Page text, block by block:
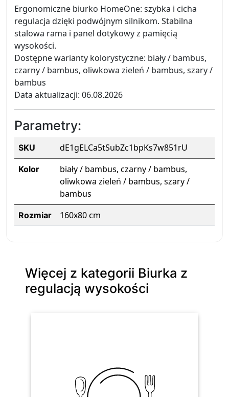
Ergonomiczne biurko HomeOne: szybka i cicha
regulacja dzięki podwójnym silnikom. Stabilna
stalowa rama i panel dotykowy z pamięcią
wysokości.
Dostępne warianty kolorystyczne: biały / bambus,
czarny / bambus, oliwkowa zieleń / bambus, szary /
bambus
Data aktualizacji: 06.08.2026
Parametry:
SKU dE1gELCa5tSubZc1bpKs7w851rU
Kolor
biały / bambus, czarny / bambus,
oliwkowa zieleń / bambus, szary /
bambus
Rozmiar 160x80 cm
Więcej z kategorii Biurka z
regulacją wysokości